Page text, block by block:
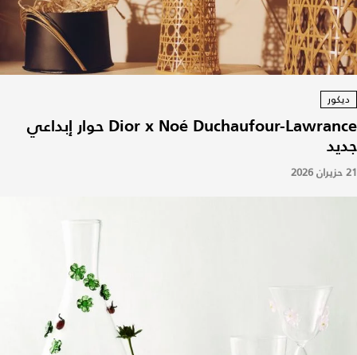
ديكور
Dior x Noé Duchaufour-Lawrance حوار إبداعي
جديد
21 حزيران 2026